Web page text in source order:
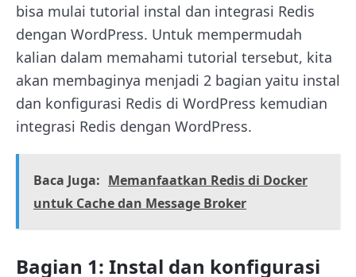
bisa mulai tutorial instal dan integrasi Redis
dengan WordPress. Untuk mempermudah
kalian dalam memahami tutorial tersebut, kita
akan membaginya menjadi 2 bagian yaitu instal
dan konfigurasi Redis di WordPress kemudian
integrasi Redis dengan WordPress.
Baca Juga: Memanfaatkan Redis di Docker
untuk Cache dan Message Broker
Bagian 1: Instal dan konfigurasi